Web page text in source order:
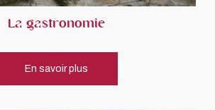
La gastronomie